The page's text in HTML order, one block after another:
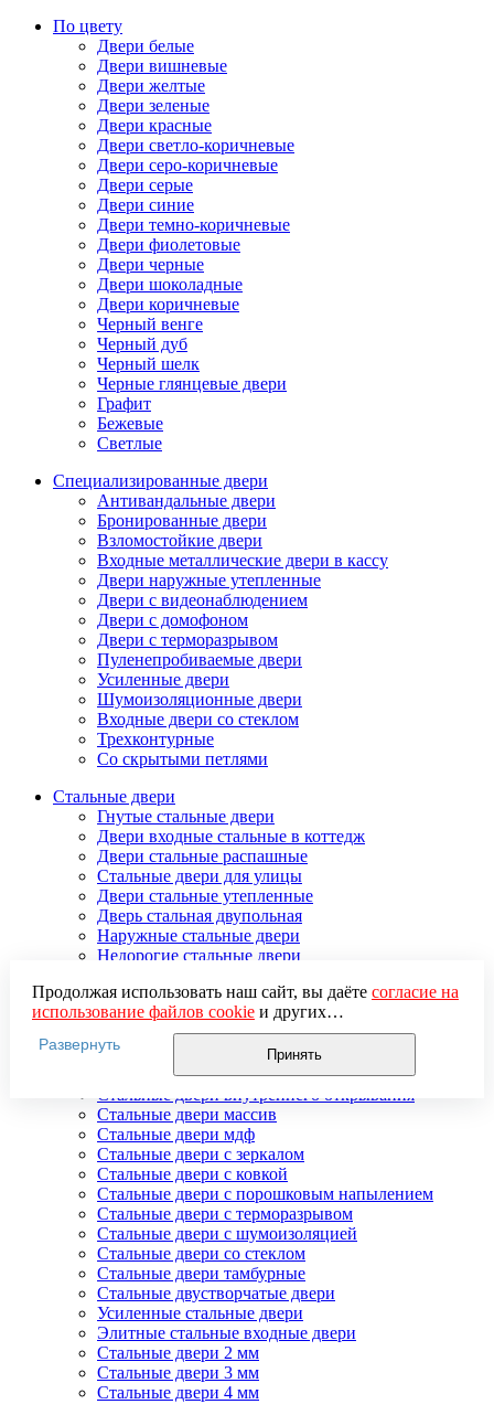
По цвету
Двери белые
Двери вишневые
Двери желтые
Двери зеленые
Двери красные
Двери светло-коричневые
Двери серо-коричневые
Двери серые
Двери синие
Двери темно-коричневые
Двери фиолетовые
Двери черные
Двери шоколадные
Двери коричневые
Черный венге
Черный дуб
Черный шелк
Черные глянцевые двери
Графит
Бежевые
Светлые
Специализированные двери
Антивандальные двери
Бронированные двери
Взломостойкие двери
Входные металлические двери в кассу
Двери наружные утепленные
Двери с видеонаблюдением
Двери с домофоном
Двери с терморазрывом
Пуленепробиваемые двери
Усиленные двери
Шумоизоляционные двери
Входные двери со стеклом
Трехконтурные
Со скрытыми петлями
Стальные двери
Гнутые стальные двери
Двери входные стальные в коттедж
Двери стальные распашные
Стальные двери для улицы
Двери стальные утепленные
Дверь стальная двупольная
Наружные стальные двери
Недорогие стальные двери
Стальная дверь в дом
Стальная дверь на дачу
Стальные взломостойкие двери
Стальные входные двери в квартиру
Стальные двери в подъезд
Стальные двери внутреннего открывания
Стальные двери массив
Стальные двери мдф
Стальные двери с зеркалом
Стальные двери с ковкой
Стальные двери с порошковым напылением
Стальные двери с терморазрывом
Стальные двери с шумоизоляцией
Стальные двери со стеклом
Стальные двери тамбурные
Стальные двустворчатые двери
Усиленные стальные двери
Элитные стальные входные двери
Стальные двери 2 мм
Стальные двери 3 мм
Стальные двери 4 мм
Продолжая использовать наш сайт, вы даёте согласие на
использование файлов cookieи других
пользовательских данных (включая IP-адрес, сведения о
местоположении, устройстве, действиях на сайте и т. п.)
для функционирования сайта, проведения
использования систем аналитики (например,
Яндекс.Метрика), в соответствии с нашей
обработки персональных данных.
Если вы не хотите, чтобы ваши данные обрабатывались,
настройте ограничения в браузере или покиньте сайт.
Развернуть
Принять